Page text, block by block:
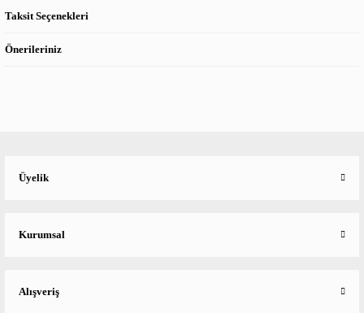
Taksit Seçenekleri
Önerileriniz
Üyelik
Kurumsal
Alışveriş